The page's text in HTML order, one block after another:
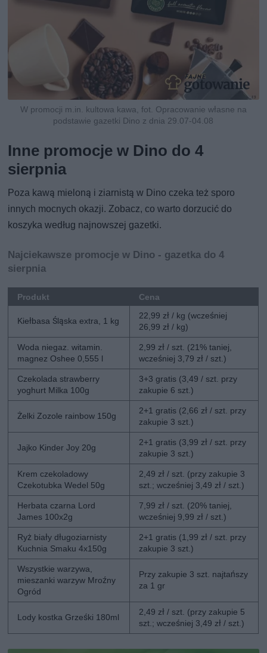
W promocji m.in. kultowa kawa, fot. Opracowanie własne na
podstawie gazetki Dino z dnia 29.07-04.08
Inne promocje w Dino do 4
sierpnia
Poza kawą mieloną i ziarnistą w Dino czeka też sporo
innych mocnych okazji. Zobacz, co warto dorzucić do
koszyka według najnowszej gazetki.
Najciekawsze promocje w Dino - gazetka do 4
sierpnia
Produkt Cena
Kiełbasa Śląska extra, 1 kg
22,99 zł / kg (wcześniej
26,99 zł / kg)
Woda niegaz. witamin.
magnez Oshee 0,555 l
2,99 zł / szt. (21% taniej,
wcześniej 3,79 zł / szt.)
Czekolada strawberry
yoghurt Milka 100g
3+3 gratis (3,49 / szt. przy
zakupie 6 szt.)
Żelki Zozole rainbow 150g
2+1 gratis (2,66 zł / szt. przy
zakupie 3 szt.)
Jajko Kinder Joy 20g
2+1 gratis (3,99 zł / szt. przy
zakupie 3 szt.)
Krem czekoladowy
Czekotubka Wedel 50g
2,49 zł / szt. (przy zakupie 3
szt.; wcześniej 3,49 zł / szt.)
Herbata czarna Lord
James 100x2g
7,99 zł / szt. (20% taniej,
wcześniej 9,99 zł / szt.)
Ryż biały długoziarnisty
Kuchnia Smaku 4x150g
2+1 gratis (1,99 zł / szt. przy
zakupie 3 szt.)
Wszystkie warzywa,
mieszanki warzyw Mroźny
Ogród
Przy zakupie 3 szt. najtańszy
za 1 gr
Lody kostka Grześki 180ml
2,49 zł / szt. (przy zakupie 5
szt.; wcześniej 3,49 zł / szt.)